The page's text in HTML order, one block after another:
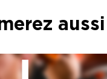
aussi